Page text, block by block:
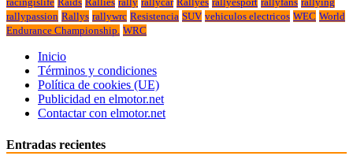
rallypassion Rallys rallywrc Resistencia SUV vehiculos electricos WEC World
Endurance Championship. WRC
Inicio
Términos y condiciones
Política de cookies (UE)
Publicidad en elmotor.net
Contactar con elmotor.net
Entradas recientes